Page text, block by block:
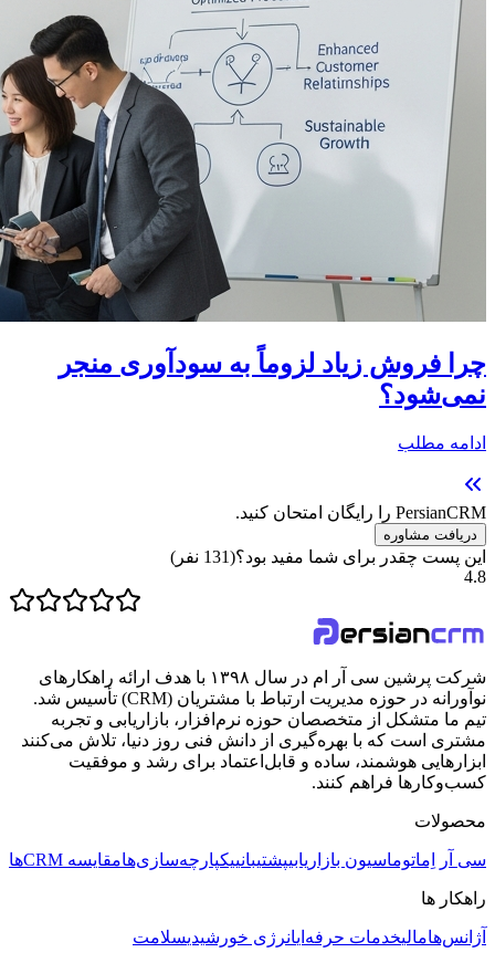
چرا فروش زیاد لزوماً به سودآوری منجر
نمی‌شود؟
ادامه مطلب
PersianCRM را رایگان امتحان کنید.
دریافت مشاوره
این پست چقدر برای شما مفید بود؟(
131 نفر)
4.8
شرکت پرشین سی آر ام در سال ۱۳۹۸ با هدف ارائه راهکارهای
نوآورانه در حوزه مدیریت ارتباط با مشتریان (CRM) تأسیس شد.
تیم ما متشکل از متخصصان حوزه نرم‌افزار، بازاریابی و تجربه
مشتری است که با بهره‌گیری از دانش فنی روز دنیا، تلاش می‌کنند
ابزارهایی هوشمند، ساده و قابل‌اعتماد برای رشد و موفقیت
کسب‌وکارها فراهم کنند.
محصولات
سی آر اِماتوماسیون بازاریابیپشتیبانییکپارچه‌سازی‌هامقایسه CRMها
راهکار ها
آژانس‌هامالیخدمات حرفه‌ایانرژی خورشیدیسلامت